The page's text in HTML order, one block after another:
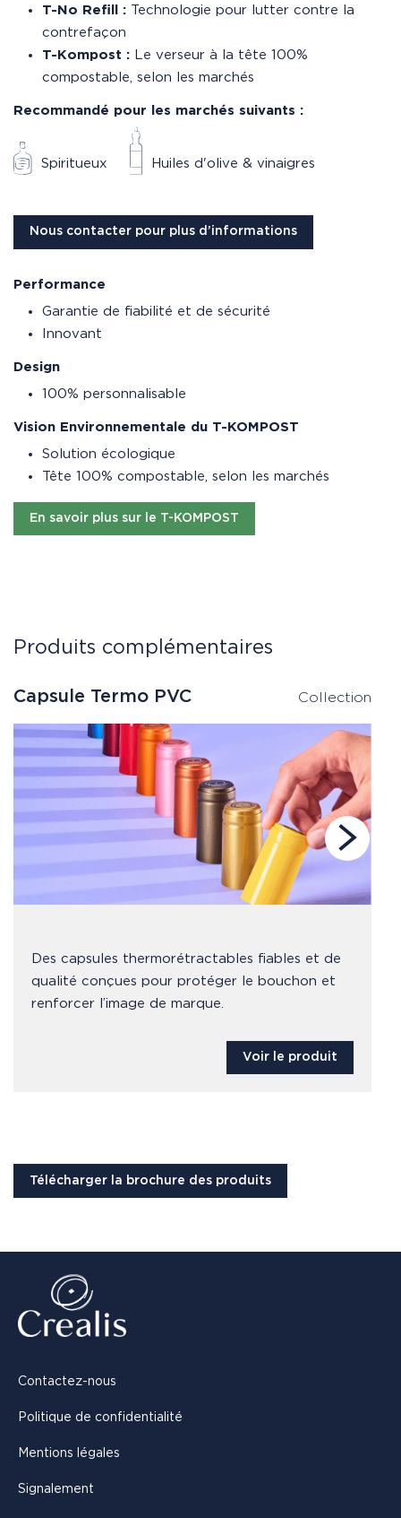
T-No Refill : Technologie pour lutter contre la
contrefaçon
T-Kompost : Le verseur à la tête 100%
compostable, selon les marchés
Recommandé pour les marchés suivants :
Spiritueux Huiles d'olive & vinaigres
Nous contacter pour plus d’informations
Performance
Garantie de fiabilité et de sécurité
Innovant
Design
100% personnalisable
Vision Environnementale du T-KOMPOST
Solution écologique
Tête 100% compostable, selon les marchés
En savoir plus sur le T-KOMPOST
Produits complémentaires
Capsule Termo PVC Collection
Des capsules thermorétractables fiables et de
qualité conçues pour protéger le bouchon et
renforcer l’image de marque.
Voir le produit
Télécharger la brochure des produits
Contactez-nous
Politique de confidentialité
Mentions légales
Signalement